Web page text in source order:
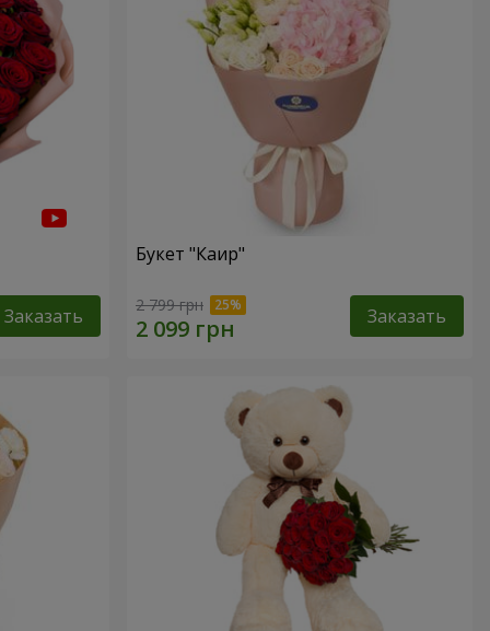
Заказать
Букет "Каир"
2 799 грн Заказать